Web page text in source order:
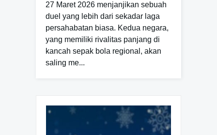
27 Maret 2026 menjanjikan sebuah
duel yang lebih dari sekadar laga
persahabatan biasa. Kedua negara,
yang memiliki rivalitas panjang di
kancah sepak bola regional, akan
saling me...